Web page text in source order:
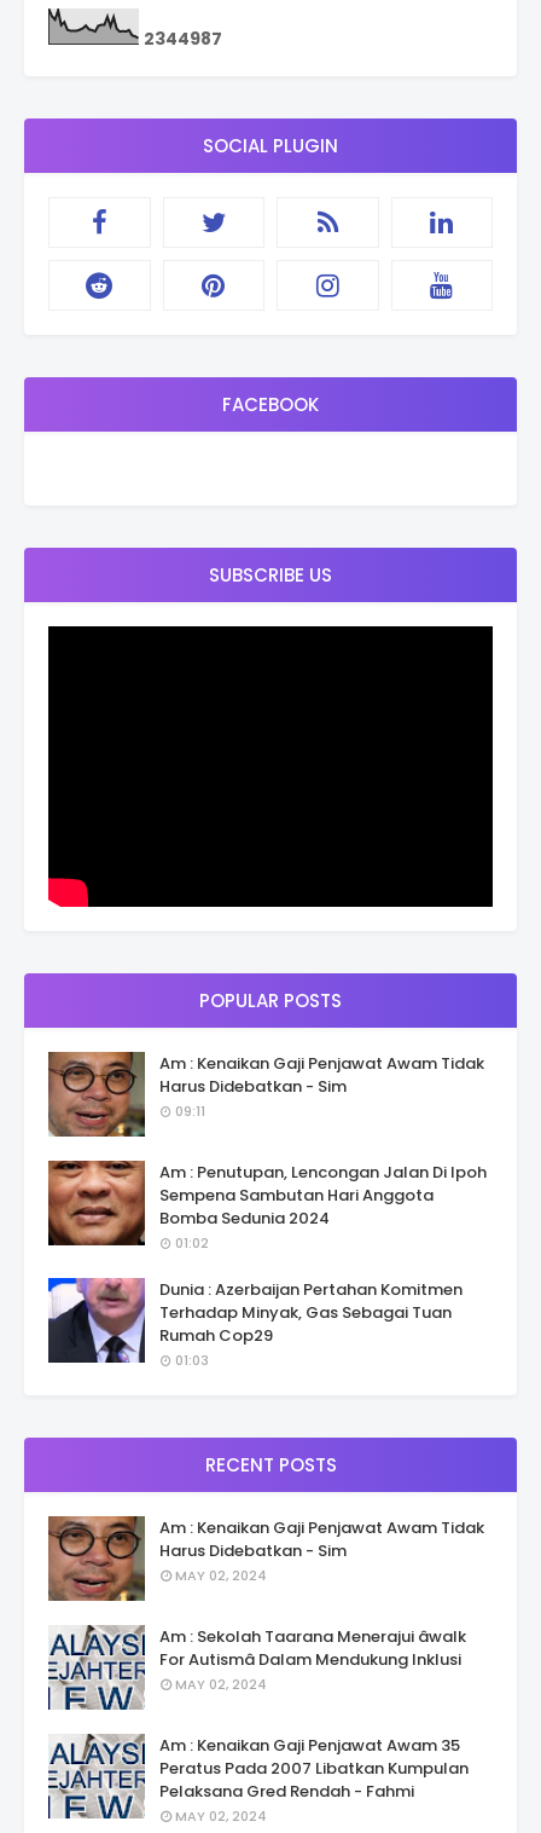
2344987
SOCIAL PLUGIN
FACEBOOK
SUBSCRIBE US
POPULAR POSTS
Am : Kenaikan Gaji Penjawat Awam Tidak
Harus Didebatkan - Sim
09:11
Am : Penutupan, Lencongan Jalan Di Ipoh
Sempena Sambutan Hari Anggota
Bomba Sedunia 2024
01:02
Dunia : Azerbaijan Pertahan Komitmen
Terhadap Minyak, Gas Sebagai Tuan
Rumah Cop29
01:03
RECENT POSTS
Am : Kenaikan Gaji Penjawat Awam Tidak
Harus Didebatkan - Sim
MAY 02, 2024
Am : Sekolah Taarana Menerajui âwalk
For Autismâ Dalam Mendukung Inklusi
MAY 02, 2024
Am : Kenaikan Gaji Penjawat Awam 35
Peratus Pada 2007 Libatkan Kumpulan
Pelaksana Gred Rendah - Fahmi
MAY 02, 2024